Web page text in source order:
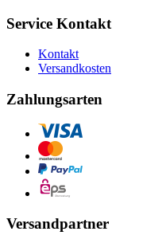
Service Kontakt
Kontakt
Versandkosten
Zahlungsarten
Versandpartner